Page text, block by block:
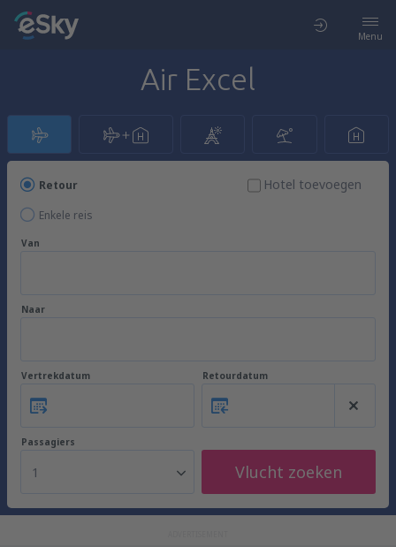
Menu
Air Excel
Retour
Enkele reis
Hotel toevoegen
Van
Naar
Vertrekdatum Retourdatum
Passagiers
1 Vlucht zoeken